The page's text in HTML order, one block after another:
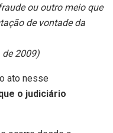
ou outro meio que
de vontade da
de 2009)
ato nesse
o judiciário